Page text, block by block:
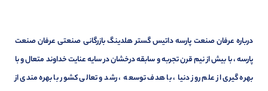
درباره عرفان صنعت پارسه داتیس گستر هلدینگ بازرگانی صنعتی عرفان صنعت
پارسه ، با بیش از نیم قرن تجربه و سابقه درخشان در سایه عنایت خداوند متعال و با
بهره گیری از علم روز دنیا ، با هدف توسعه ، رشد و تعالی کشور با بهره مندی از